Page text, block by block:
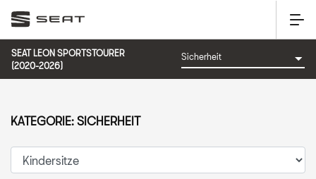
SEAT LEON SPORTSTOURER
(2020-2026)
KATEGORIE: SICHERHEIT